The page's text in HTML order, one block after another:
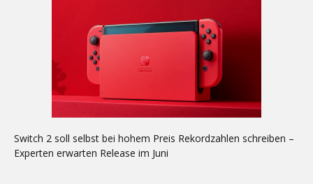
Switch 2 soll selbst bei hohem Preis Rekordzahlen schreiben –
Experten erwarten Release im Juni